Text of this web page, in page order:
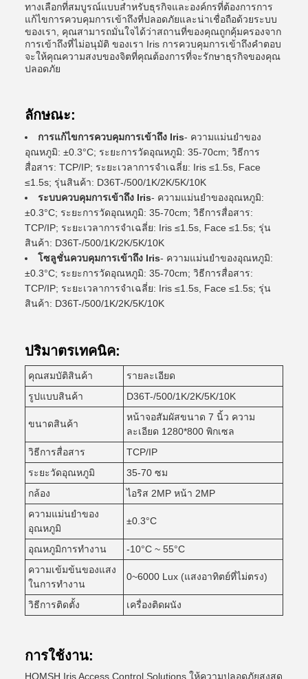
ทางเลือกที่สมบูรณ์แบบสําหรับธุรกิจและองค์กรที่ต้องการการ
แก้ไขการควบคุมการเข้าถึงที่ปลอดภัยและน่าเชื่อถือด้วยระบบ
ของเรา, คุณสามารถมั่นใจได้ว่าสถานที่ของคุณถูกคุ้มครองจาก
การเข้าถึงที่ไม่อนุมัติ ของเรา Iris การควบคุมการเข้าถึงคําตอบ
จะให้คุณความสงบของจิตที่คุณต้องการที่จะรักษาธุรกิจของคุณ
ปลอดภัย
ลักษณะ:
การแก้ไขการควบคุมการเข้าถึง Iris- ความแม่นยําของ
อุณหภูมิ: ±0.3°C; ระยะการวัดอุณหภูมิ: 35-70cm; วิธีการ
สื่อสาร: TCP/IP; ระยะเวลาการจําเฉลี่ย: Iris ≤1.5s, Face
≤1.5s; รุ่นสินค้า: D36T-/500/1K/2K/5K/10K
ระบบควบคุมการเข้าถึง Iris- ความแม่นยําของอุณหภูมิ:
±0.3°C; ระยะการวัดอุณหภูมิ: 35-70cm; วิธีการสื่อสาร:
TCP/IP; ระยะเวลาการจําเฉลี่ย: Iris ≤1.5s, Face ≤1.5s; รุ่น
สินค้า: D36T-/500/1K/2K/5K/10K
โซลูชั่นควบคุมการเข้าถึง Iris- ความแม่นยําของอุณหภูมิ:
±0.3°C; ระยะการวัดอุณหภูมิ: 35-70cm; วิธีการสื่อสาร:
TCP/IP; ระยะเวลาการจําเฉลี่ย: Iris ≤1.5s, Face ≤1.5s; รุ่น
สินค้า: D36T-/500/1K/2K/5K/10K
ปริมาตรเทคนิค:
คุณสมบัติสินค้า
รายละเอียด
รูปแบบสินค้า
D36T-/500/1K/2K/5K/10K
ขนาดสินค้า
หน้าจอสัมผัสขนาด 7 นิ้ว ความ
ละเอียด 1280*800 พิกเซล
วิธีการสื่อสาร
TCP/IP
ระยะวัดอุณหภูมิ
35-70 ซม
กล้อง
ไอริส 2MP หน้า 2MP
ความแม่นยําของ
อุณหภูมิ
±0.3°C
อุณหภูมิการทํางาน
-10°C ~ 55°C
ความเข้มข้นของแสง
ในการทํางาน
0~6000 Lux (แสงอาทิตย์ที่ไม่ตรง)
วิธีการติดตั้ง เครื่องติดผนัง
การใช้งาน:
HOMSH Iris Access Control Solutions ให้ความปลอดภัยสูงสุด